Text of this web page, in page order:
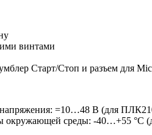
винтами
Старт/Стоп и разъем для
=10…48 В (для
окружающей среды: -40…+55 °С